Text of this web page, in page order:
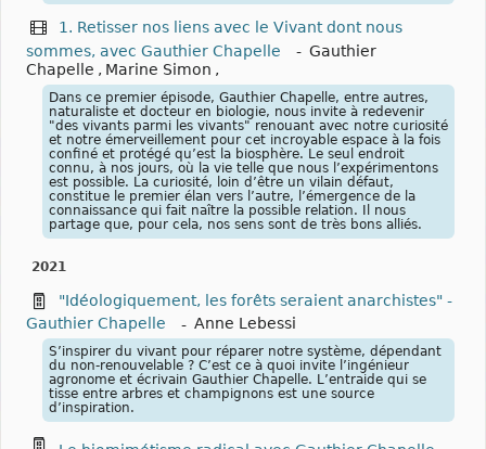
1. Retisser nos liens avec le Vivant dont nous
sommes, avec Gauthier Chapelle
- Gauthier
Chapelle , Marine Simon ,
Dans ce premier épisode, Gauthier Chapelle, entre autres,
naturaliste et docteur en biologie, nous invite à redevenir
"des vivants parmi les vivants" renouant avec notre curiosité
et notre émerveillement pour cet incroyable espace à la fois
confiné et protégé qu’est la biosphère. Le seul endroit
connu, à nos jours, où la vie telle que nous l’expérimentons
est possible. La curiosité, loin d’être un vilain défaut,
constitue le premier élan vers l’autre, l’émergence de la
connaissance qui fait naître la possible relation. Il nous
partage que, pour cela, nos sens sont de très bons alliés.
2021
"Idéologiquement, les forêts seraient anarchistes" -
Gauthier Chapelle
- Anne Lebessi
S’inspirer du vivant pour réparer notre système, dépendant
du non-renouvelable ? C’est ce à quoi invite l’ingénieur
agronome et écrivain Gauthier Chapelle. L’entraide qui se
tisse entre arbres et champignons est une source
d’inspiration.